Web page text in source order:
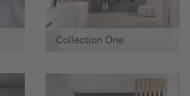
Collection One